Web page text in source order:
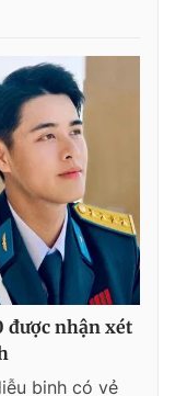
được nhận xét
binh có vẻ